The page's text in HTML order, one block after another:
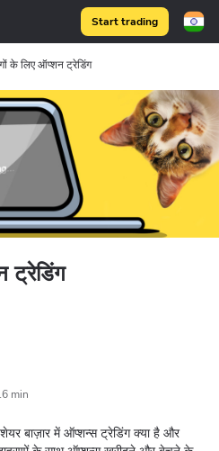
Start trading
के लिए ऑप्शन ट्रेडिंग
ट्रेडिंग
min
बाज़ार में ऑप्शन्स ट्रेडिंग क्या है और